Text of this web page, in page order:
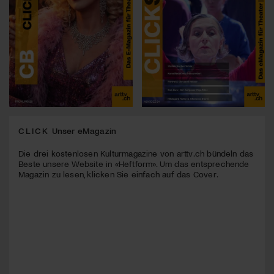
CLICK Unser eMagazin
Die drei kostenlosen Kulturmagazine von arttv.ch bündeln das
Beste unsere Website in «Heftform». Um das entsprechende
Magazin zu lesen, klicken Sie einfach auf das Cover.